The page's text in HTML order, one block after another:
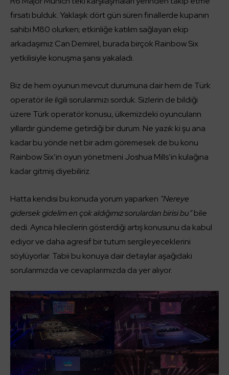
fırsatı bulduk. Yaklaşık dört gün süren finallerde kupanın
sahibi M80 olurken; etkinliğe katılım sağlayan ekip
arkadaşımız Can Demirel, burada birçok Rainbow Six
yetkilisiyle konuşma şansı yakaladı.
Biz de hem oyunun mevcut durumuna dair hem de Türk
operatör ile ilgili sorularımızı sorduk. Sizlerin de bildiği
üzere Türk operatör konusu, ülkemizdeki oyuncuların
yıllardır gündeme getirdiği bir durum. Ne yazık ki şu ana
kadar bu yönde net bir adım göremesek de bu konu
Rainbow Six’in oyun yönetmeni Joshua Mills’in kulağına
kadar gitmiş diyebiliriz.
Hatta kendisi bu konuda yorum yaparken ”Nereye
gidersek gidelim en çok aldığımız sorulardan birisi bu”bile
dedi. Ayrıca hilecilerin gösterdiği artış konusunu da kabul
ediyor ve daha agresif bir tutum sergileyeceklerini
söylüyorlar. Tabii bu konuya dair detaylar aşağıdaki
sorularımızda ve cevaplarımızda da yer alıyor.